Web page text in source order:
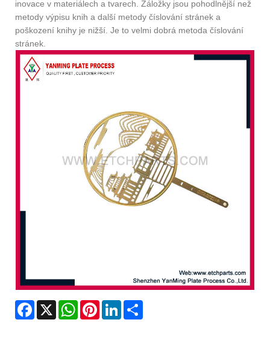
inovace v materiálech a tvarech. Záložky jsou pohodlnější než
metody výpisu knih a další metody číslování stránek a
poškození knihy je nižší. Je to velmi dobrá metoda číslování
stránek.
Facebook
X WhatsAppPinterestLinkedIn